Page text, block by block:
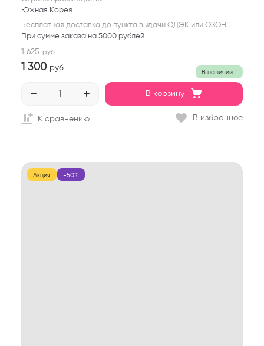
Южная Корея
Бесплатная доставка до пункта выдачи СДЭК или ОЗОН
При сумме заказа на 5000 рублей
В наличии 1
1 625 руб.
1 300 руб.
В корзину
К сравнению В избранное
Акция -50%